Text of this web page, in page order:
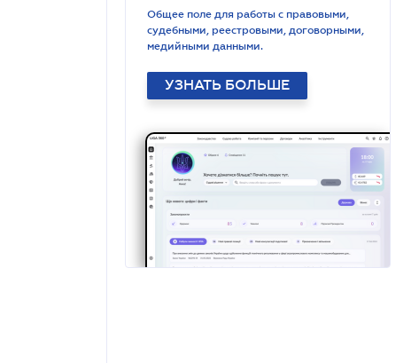
Общее поле для работы с правовыми,
судебными, реестровыми, договорными,
медийными данными.
УЗНАТЬ БОЛЬШЕ